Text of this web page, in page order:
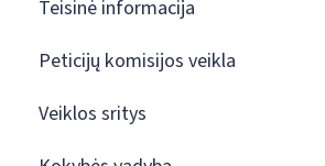
Teisinė informacija
Peticijų komisijos veikla
Veiklos sritys